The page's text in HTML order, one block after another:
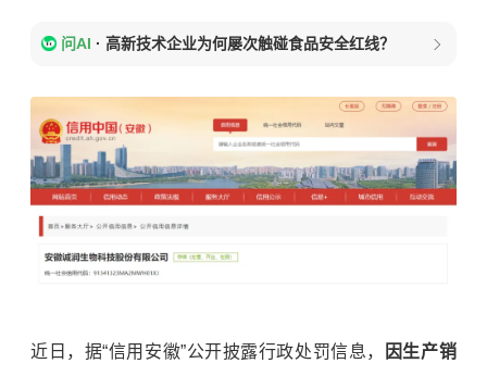
问AI · 高新技术企业为何屡次触碰食品安全红线？
近日，据“信用安徽”公开披露行政处罚信息，
因生产销